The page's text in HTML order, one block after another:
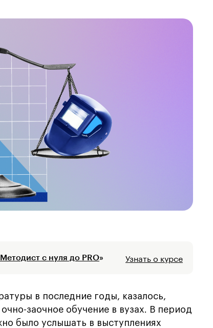
с нуля до PRO» Узнать о курсе
в последние годы, казалось,
заочное обучение в вузах. В период
было услышать в выступлениях